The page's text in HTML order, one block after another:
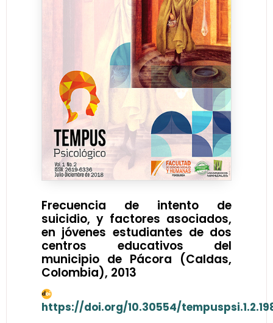
Frecuencia de intento de
suicidio, y factores asociados,
en jóvenes estudiantes de dos
centros educativos del
municipio de Pácora (Caldas,
Colombia), 2013
https://doi.org/10.30554/